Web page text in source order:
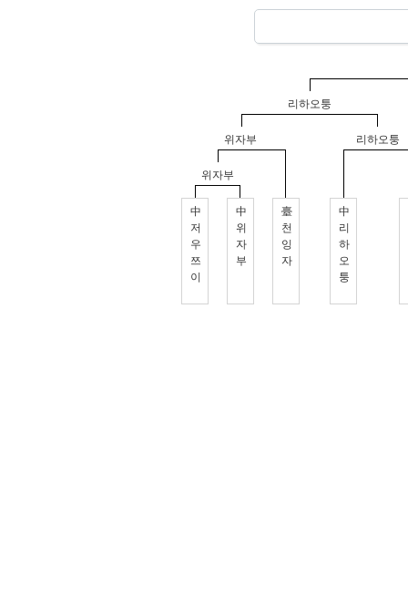
리하오퉁
위자부
위자부
中
저
우
쯔
이
中
위
자
부
臺
천
잉
자
리하오퉁
中
리
하
오
퉁